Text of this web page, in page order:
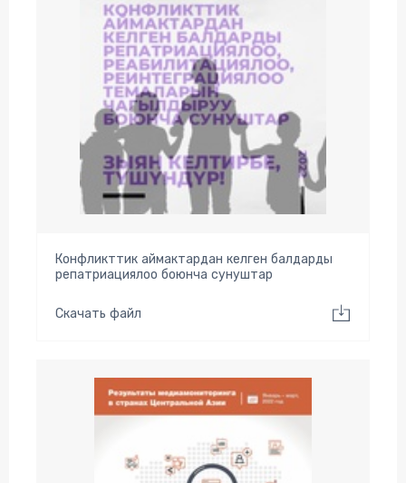
Конфликттик аймактардан келген балдарды
репатриациялоо боюнча сунуштар
Скачать файл